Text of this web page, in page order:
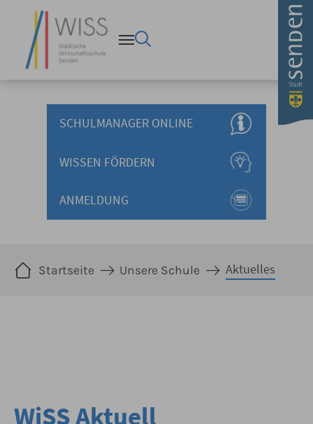
Aktuelles - Stadt Senden
Zum Hauptinhalt springen
SCHULMANAGER ONLINE
WISSEN FÖRDERN
ANMELDUNG
Startseite Unsere Schule Aktuelles
WiSS Aktuell